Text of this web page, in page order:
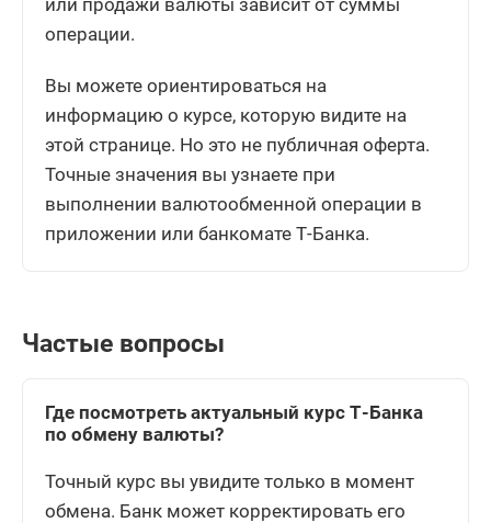
операции.
Вы можете ориентироваться на
информацию о курсе, которую видите на
этой странице. Но это не публичная оферта.
Точные значения вы узнаете при
выполнении валютообменной операции в
приложении или банкомате Т-Банка.
Частые вопросы
Где посмотреть актуальный курс Т-Банка
по обмену валюты?
Точный курс вы увидите только в момент
обмена. Банк может корректировать его